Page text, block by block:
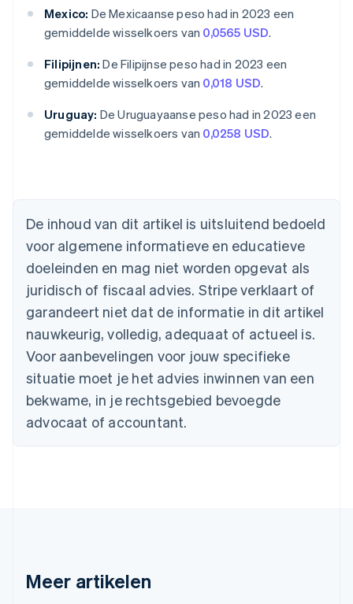
Mexico: De Mexicaanse peso had in 2023 een
gemiddelde wisselkoers van 0,0565 USD.
Filipijnen: De Filipijnse peso had in 2023 een
gemiddelde wisselkoers van 0,018 USD.
Uruguay: De Uruguayaanse peso had in 2023 een
gemiddelde wisselkoers van 0,0258 USD.
De inhoud van dit artikel is uitsluitend bedoeld
voor algemene informatieve en educatieve
doeleinden en mag niet worden opgevat als
juridisch of fiscaal advies. Stripe verklaart of
garandeert niet dat de informatie in dit artikel
nauwkeurig, volledig, adequaat of actueel is.
Voor aanbevelingen voor jouw specifieke
situatie moet je het advies inwinnen van een
bekwame, in je rechtsgebied bevoegde
advocaat of accountant.
Meer artikelen
Australië
English
Bulgarije
Canada
English Français
Cyprus
English
Denemarken
English
Duitsland
DeutschEnglish
Estland
Finland
EnglishSvenska
Hongkong SAR, China
English简体中文